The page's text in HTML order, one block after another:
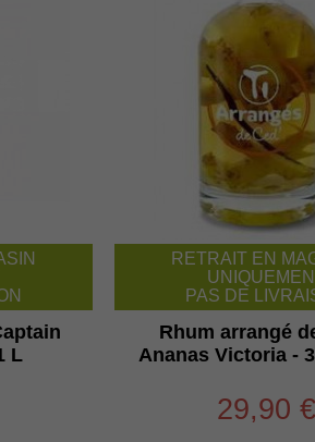
L
RETRAIT EN
PAS DE
Rhum arrangé
Ananas Victoria -
29,90 €